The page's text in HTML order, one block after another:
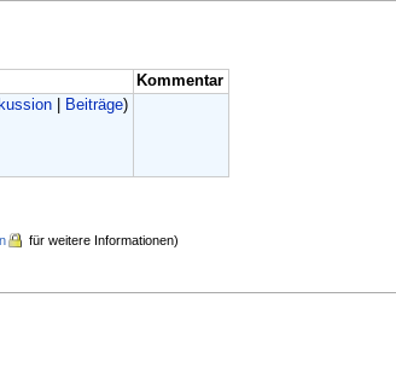
Kommentar
Beiträge)
für weitere Informationen)